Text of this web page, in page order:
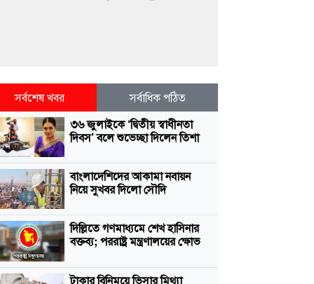
সর্বশেষ খবর
সর্বাধিক পঠিত
৩৬ জুলাইকে ‘দ্বিতীয় স্বাধীনতা
দিবস’ বলে শুভেচ্ছা দিলেন তিশা
বাংলাদেশিদের আকামা নবায়ন
নিয়ে সুখবর দিলো সৌদি
দিল্লিতে গণমাধ্যমে শেখ হাসিনার
বক্তব্য; পররাষ্ট্র মন্ত্রণালয়ের ক্ষোভ
টাকার বিনিময়ে ভিসার মিথ্যা